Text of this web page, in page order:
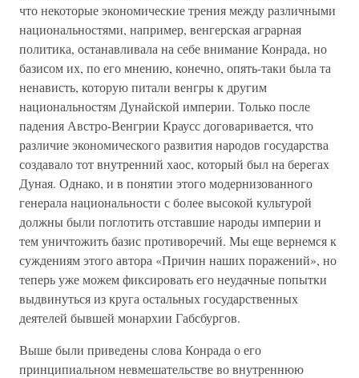
что некоторые экономические трения между различными
национальностями, например, венгерская аграрная
политика, останавливала на себе внимание Конрада, но
базисом их, по его мнению, конечно, опять-таки была та
ненависть, которую питали венгры к другим
национальностям Дунайской империи. Только после
падения Австро-Венгрии Краусс договаривается, что
различие экономического развития народов государства
создавало тот внутренний хаос, который был на берегах
Дуная. Однако, и в понятии этого модернизованного
генерала национальности с более высокой культурой
должны были поглотить отставшие народы империи и
тем уничтожить базис противоречий. Мы еще вернемся к
суждениям этого автора «Причин наших поражений», но
теперь уже можем фиксировать его неудачные попытки
выдвинуться из круга остальных государственных
деятелей бывшей монархии Габсбургов.
Выше были приведены слова Конрада о его
принципиальном невмешательстве во внутреннюю